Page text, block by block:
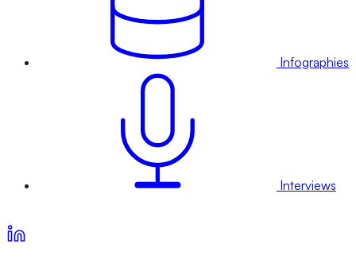
Infographies
Interviews